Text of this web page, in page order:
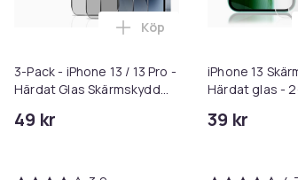
3-Pack - iPhone 13 / 13 Pro -
Härdat Glas Skärmskydd
49 kr
Lägg till 3-Pack - iPhone
Köp
iPhone 13
Härdat glas -
39 kr